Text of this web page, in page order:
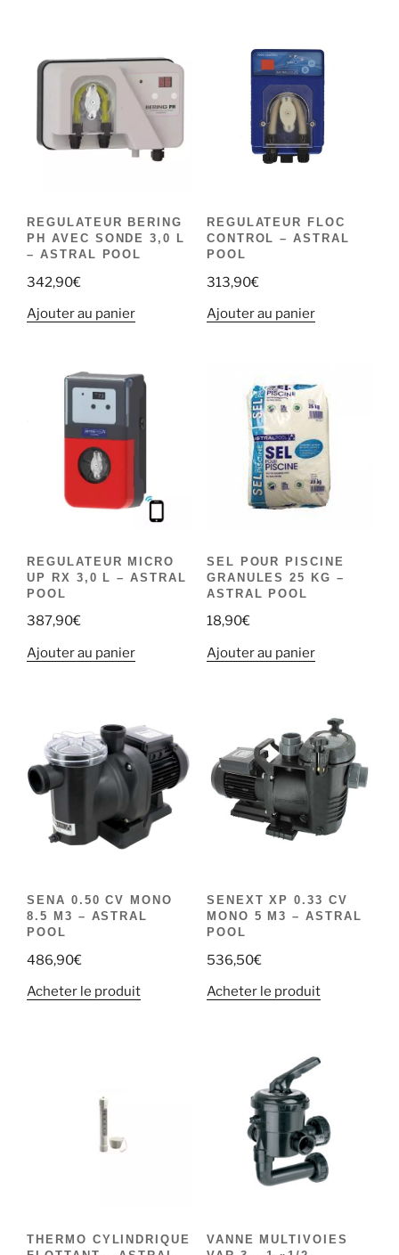
REGULATEUR BERING
PH AVEC SONDE 3,0 L
– ASTRAL POOL
342,90€
Ajouter au panier
REGULATEUR FLOC
CONTROL – ASTRAL
POOL
313,90€
Ajouter au panier
REGULATEUR MICRO
UP RX 3,0 L – ASTRAL
POOL
387,90€
Ajouter au panier
SEL POUR PISCINE
GRANULES 25 KG –
ASTRAL POOL
18,90€
Ajouter au panier
SENA 0.50 CV MONO
8.5 M3 – ASTRAL
POOL
486,90€
Acheter le produit
SENEXT XP 0.33 CV
MONO 5 M3 – ASTRAL
POOL
536,50€
Acheter le produit
THERMO CYLINDRIQUE
VANNE MULTIVOIES